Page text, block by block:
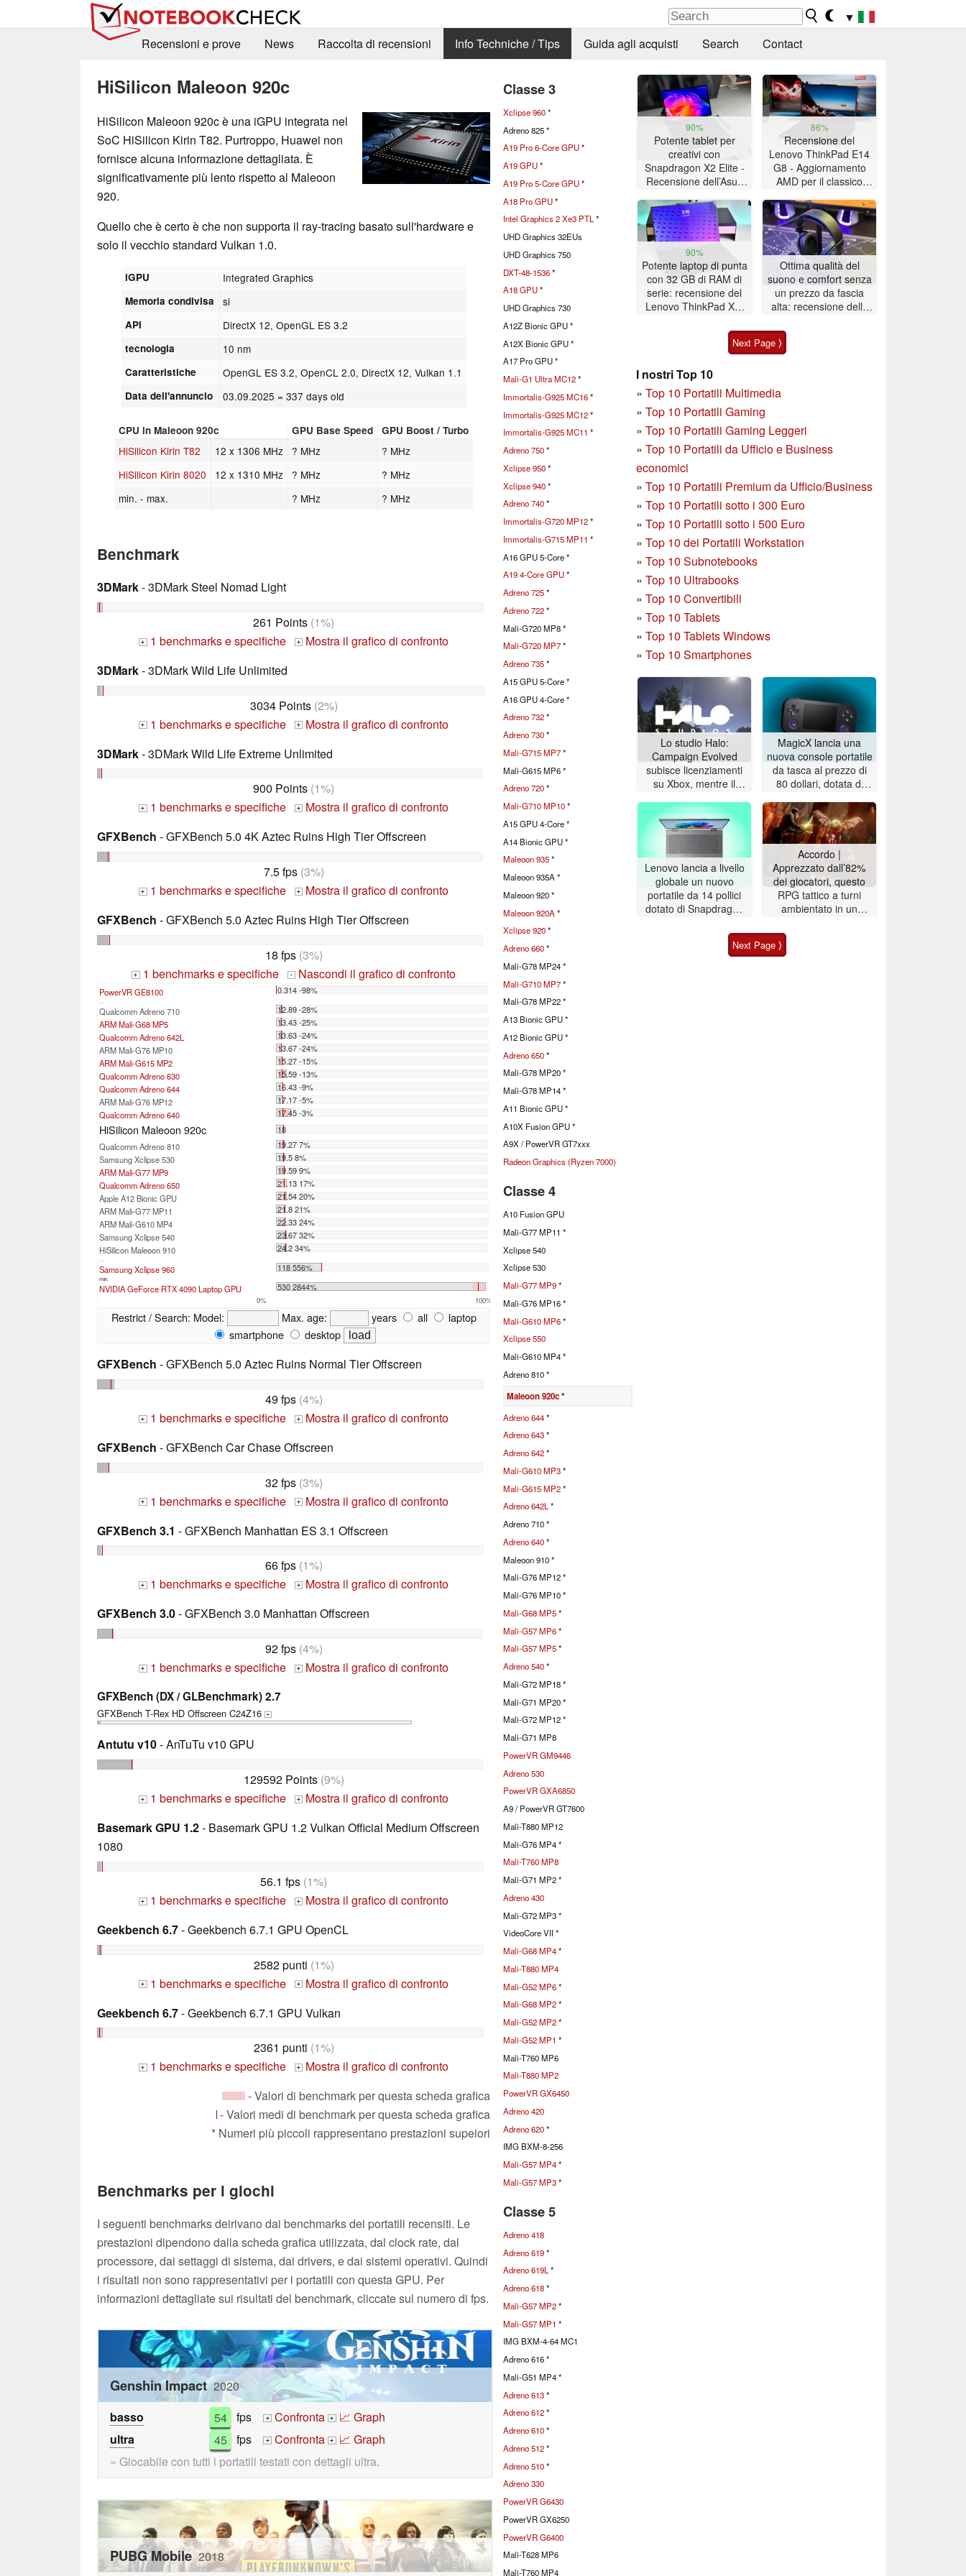
▼
Recensioni e prove
News Raccolta di recensioni Info Techniche / Tips Guida agli acquisti Search Contact
HiSilicon Maleoon 920c
HiSilicon Maleoon 920c è una iGPU integrata nel
SoC HiSilicon Kirin T82. Purtroppo, Huawei non
fornisce alcuna informazione dettagliata. È
significativamente più lento rispetto al Maleoon
920.
Quello che è certo è che non supporta il ray-tracing basato sull'hardware e
solo il vecchio standard Vulkan 1.0.
iGPU Integrated Graphics
Memoria condivisa si
API DirectX 12, OpenGL ES 3.2
tecnologia 10 nm
Caratteristiche OpenGL ES 3.2, OpenCL 2.0, DirectX 12, Vulkan 1.1
Data dell'annuncio 03.09.2025 = 337 days old
CPU in Maleoon 920c GPU Base Speed GPU Boost / Turbo
HiSilicon Kirin T82 12 x 1306 MHz ? MHz
? MHz
HiSilicon Kirin 8020
12 x 1310 MHz ? MHz
? MHz
min. - max.
? MHz ? MHz
Benchmark
3DMark- 3DMark Steel Nomad Light
261 Points (1%)
+ 1 benchmarks e specifiche +
Mostra il grafico di confronto
3DMark- 3DMark Wild Life Unlimited
3034 Points(2%)
+ 1 benchmarks e specifiche +
Mostra il grafico di confronto
3DMark- 3DMark Wild Life Extreme Unlimited
900 Points (1%)
+ 1 benchmarks e specifiche +
Mostra il grafico di confronto
GFXBench - GFXBench 5.0 4K Aztec Ruins High Tier Offscreen
7.5 fps(3%)
+ 1 benchmarks e specifiche +
Mostra il grafico di confronto
GFXBench - GFXBench 5.0 Aztec Ruins High Tier Offscreen
18 fps(3%)
+ 1 benchmarks e specifiche - Nascondi il grafico di confronto
PowerVR GE8100 0.314 -98%
...
Qualcomm Adreno 710
12.89 -28%
ARM Mali-G68 MP5
13.43 -25%
Qualcomm Adreno 642L
13.63 -24%
ARM Mali-G76 MP10
13.67 -24%
ARM Mali-G615 MP2
15.27 -15%
Qualcomm Adreno 630
15.59 -13%
Qualcomm Adreno 644
16.43 -9%
ARM Mali-G76 MP12
17.17 -5%
Qualcomm Adreno 640
17.45 -3%
HiSilicon Maleoon 920c
18
Qualcomm Adreno 810
19.27 7%
Samsung Xclipse 530
19.5 8%
ARM Mali-G77 MP9
19.59 9%
Qualcomm Adreno 650
21.13 17%
Apple A12 Bionic GPU
21.54 20%
ARM Mali-G77 MP11
21.8 21%
ARM Mali-G610 MP4
22.33 24%
Samsung Xclipse 540
23.67 32%
HiSilicon Maleoon 910
24.2 34%
...
Samsung Xclipse 960 118 556%
max:
NVIDIA GeForce RTX 4090 Laptop GPU 530 2844%
0% 100%
Restrict / Search: Model: Max. age: years all
laptop
smartphone
desktop
GFXBench - GFXBench 5.0 Aztec Ruins Normal Tier Offscreen
49 fps(4%)
+ 1 benchmarks e specifiche +
Mostra il grafico di confronto
GFXBench - GFXBench Car Chase Offscreen
32 fps(3%)
+ 1 benchmarks e specifiche +
Mostra il grafico di confronto
GFXBench 3.1 - GFXBench Manhattan ES 3.1 Offscreen
66 fps(1%)
+ 1 benchmarks e specifiche +
Mostra il grafico di confronto
GFXBench 3.0- GFXBench 3.0 Manhattan Offscreen
92 fps(4%)
+ 1 benchmarks e specifiche + Mostra il grafico di confronto
GFXBench (DX / GLBenchmark) 2.7
GFXBench T-Rex HD Offscreen C24Z16 +
Antutu v10- AnTuTu v10 GPU
129592 Points(9%)
+ 1 benchmarks e specifiche +
Mostra il grafico di confronto
Basemark GPU 1.2- Basemark GPU 1.2 Vulkan Official Medium Offscreen
1080
56.1 fps (1%)
+ 1 benchmarks e specifiche +
Mostra il grafico di confronto
Geekbench 6.7- Geekbench 6.7.1 GPU OpenCL
2582 punti (1%)
+ 1 benchmarks e specifiche +
Mostra il grafico di confronto
Geekbench 6.7- Geekbench 6.7.1 GPU Vulkan
2361 punti (1%)
+ 1 benchmarks e specifiche +
Mostra il grafico di confronto
- Valori di benchmark per questa scheda grafica
- Valori medi di benchmark per questa scheda grafica
* Numeri più piccoli rappresentano prestazioni supeiori
Benchmarks per i giochi
I seguenti benchmarks deirivano dai benchmarks dei portatili recensiti. Le
prestazioni dipendono dalla scheda grafica utilizzata, dal clock rate, dal
processore, dai settaggi di sistema, dai drivers, e dai sistemi operativi. Quindi
i risultati non sono rappresentativi per i portatili con questa GPU. Per
informazioni dettagliate sui risultati del benchmark, cliccate sul numero di fps.
Genshin Impact 2020
basso
54 fps + Confronta + 📈 Graph
ultra
45 fps + Confronta + 📈 Graph
» Giocabile con tutti i portatili testati con dettagli ultra.
PUBG Mobile 2018
Classe 3
Xclipse 960*
Adreno 825 *
A19 Pro 6-Core GPU*
A19 GPU*
A19 Pro 5-Core GPU*
A18 Pro GPU*
Intel Graphics 2 Xe3 PTL*
UHD Graphics 32EUs
UHD Graphics 750
DXT-48-1536*
A18 GPU*
UHD Graphics 730
A12Z Bionic GPU *
A12X Bionic GPU *
A17 Pro GPU *
Mali-G1 Ultra MC12*
Immortalis-G925 MC16*
Immortalis-G925 MC12*
Immortalis-G925 MC11 *
Adreno 750*
Xclipse 950*
Xclipse 940*
Adreno 740*
Immortalis-G720 MP12*
Immortalis-G715 MP11 *
A16 GPU 5-Core *
A19 4-Core GPU*
Adreno 725*
Adreno 722*
Mali-G720 MP8 *
Mali-G720 MP7*
Adreno 735*
A15 GPU 5-Core *
A16 GPU 4-Core *
Adreno 732*
Adreno 730*
Mali-G715 MP7*
Mali-G615 MP6 *
Adreno 720*
Mali-G710 MP10*
A15 GPU 4-Core *
A14 Bionic GPU *
Maleoon 935*
Maleoon 935A *
Maleoon 920 *
Maleoon 920A *
Xclipse 920*
Adreno 660*
Mali-G78 MP24 *
Mali-G710 MP7*
Mali-G78 MP22 *
A13 Bionic GPU *
A12 Bionic GPU *
Adreno 650*
Mali-G78 MP20 *
Mali-G78 MP14 *
A11 Bionic GPU *
A10X Fusion GPU *
A9X / PowerVR GT7xxx
Radeon Graphics (Ryzen 7000)
Classe 4
A10 Fusion GPU
Mali-G77 MP11 *
Xclipse 540
Xclipse 530
Mali-G77 MP9*
Mali-G76 MP16 *
Mali-G610 MP6*
Xclipse 550
Mali-G610 MP4 *
Adreno 810 *
Maleoon 920c*
Adreno 644*
Adreno 643*
Adreno 642*
Mali-G610 MP3*
Mali-G615 MP2*
Adreno 642L*
Adreno 710 *
Adreno 640*
Maleoon 910 *
Mali-G76 MP12 *
Mali-G76 MP10 *
Mali-G68 MP5*
Mali-G57 MP6*
Mali-G57 MP5*
Adreno 540*
Mali-G72 MP18 *
Mali-G71 MP20 *
Mali-G72 MP12 *
Mali-G71 MP8
PowerVR GM9446
Adreno 530
PowerVR GXA6850
A9 / PowerVR GT7600
Mali-T880 MP12
Mali-G76 MP4 *
Mali-T760 MP8
Mali-G71 MP2 *
Adreno 430
Mali-G72 MP3 *
VideoCore VII *
Mali-G68 MP4*
Mali-T880 MP4
Mali-G52 MP6*
Mali-G68 MP2*
Mali-G52 MP2*
Mali-G52 MP1 *
Mali-T760 MP6
Mali-T880 MP2
PowerVR GX6450
Adreno 420
Adreno 620*
IMG BXM-8-256
Mali-G57 MP4*
Mali-G57 MP3*
Classe 5
Adreno 418
Adreno 619*
Adreno 619L*
Adreno 618*
Mali-G57 MP2*
Mali-G57 MP1 *
IMG BXM-4-64 MC1
Adreno 616 *
Mali-G51 MP4 *
Adreno 613*
Adreno 612*
Adreno 610*
Adreno 512*
Adreno 510*
Adreno 330
PowerVR G6430
PowerVR GX6250
PowerVR G6400
Mali-T628 MP6
Mali-T760 MP4
90%
Potente tablet per
creativi con
Snapdragon X2 Elite -
Recensione dell’Asus
86%
Recensione del
Lenovo ThinkPad E14
G8 - Aggiornamento
AMD per il classico
autonomia della
batteria
90%
Potente laptop di punta
con 32 GB di RAM di
serie: recensione del
Lenovo ThinkPad X9-
Ottima qualità del
suono e comfort senza
un prezzo da fascia
alta: recensione delle
Next Page ⟩
I nostri Top 10
» Top 10 Portatili Multimedia
» Top 10 Portatili Gaming
» Top 10 Portatili Gaming Leggeri
» Top 10 Portatili da Ufficio e Business
economici
» Top 10 Portatili Premium da Ufficio/Business
» Top 10 Portatili sotto i 300 Euro
» Top 10 Portatili sotto i 500 Euro
» Top 10 dei Portatili Workstation
» Top 10 Subnotebooks
» Top 10 Ultrabooks
» Top 10 Convertibili
» Top 10 Tablets
» Top 10 Tablets Windows
» Top 10 Smartphones
Lo studio Halo:
Campaign Evolved
subisce licenziamenti
su Xbox, mentre il
altalenanti
MagicX lancia una
nuova console portatile
da tasca al prezzo di
80 dollari, dotata di
risoluzione
Lenovo lancia a livello
globale un nuovo
portatile da 14 pollici
dotato di Snapdragon
della batteria superiore
Accordo |
Apprezzato dall’82%
dei giocatori, questo
RPG tattico a turni
ambientato in un
scontato del 72% su
Next Page ⟩